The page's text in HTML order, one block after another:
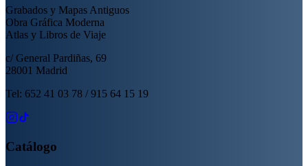
Grabados y Mapas Antiguos
Obra Gráfica Moderna
Atlas y Libros de Viaje
c/ General Pardiñas, 69
28001 Madrid
Tel: 652 41 03 78 / 915 64 15 19
Catálogo